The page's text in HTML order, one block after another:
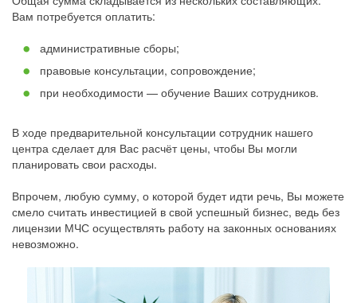
Вам потребуется оплатить:
административные сборы;
правовые консультации, сопровождение;
при необходимости — обучение Ваших сотрудников.
В ходе предварительной консультации сотрудник нашего
центра сделает для Вас расчёт цены, чтобы Вы могли
планировать свои расходы.
Впрочем, любую сумму, о которой будет идти речь, Вы можете
смело считать инвестицией в свой успешный бизнес, ведь без
лицензии МЧС осуществлять работу на законных основаниях
невозможно.